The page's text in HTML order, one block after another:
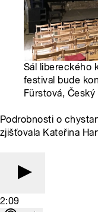
Sál libereckého
festival bude
Fürstová, Český
Podrobnosti o
zjišťovala Kateřina
2:09